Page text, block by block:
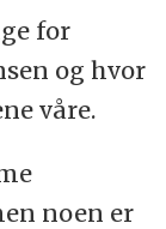
for
og hvor
våre.
noen er